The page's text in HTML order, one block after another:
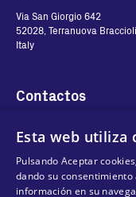
Via San Giorgio 642
52028, Terranuova
Italy
Contactos
Contáctanos
Esta web utiliza
Pulsando Aceptar
dando su
información en su